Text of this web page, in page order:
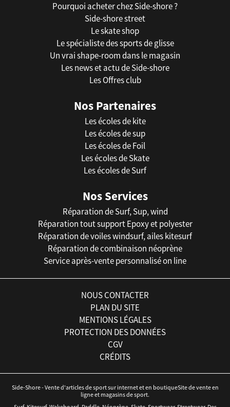
Pourquoi acheter chez Side-shore ?
Side-shore street
Le skate shop
Le spécialiste des sports de glisse
Un vrai shape-room dans le magasin
Les news et actu de Side-shore
Les Offres club
Nos Partenaires
Les écoles de kite
Les écoles de sup
Les écoles de Foil
Les écoles de Skate
Les écoles de Surf
Nos Services
Réparation de Surf, Sup, wind
Réparation tout support Epoxy et polyester
Réparation de voiles windsurf, ailes kitesurf
Réparation de combinaison néoprène
Service après-vente personnalisé on line
NOUS CONTACTER
PLAN DU SITE
MENTIONS LÉGALES
PROTECTION DES DONNÉES
CGV
CRÉDITS
Side-Shore - Vente d'articles de sport sur internet et en boutiqueSite de vente en
ligne et magasins de sport.